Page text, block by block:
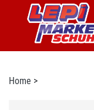
Home >